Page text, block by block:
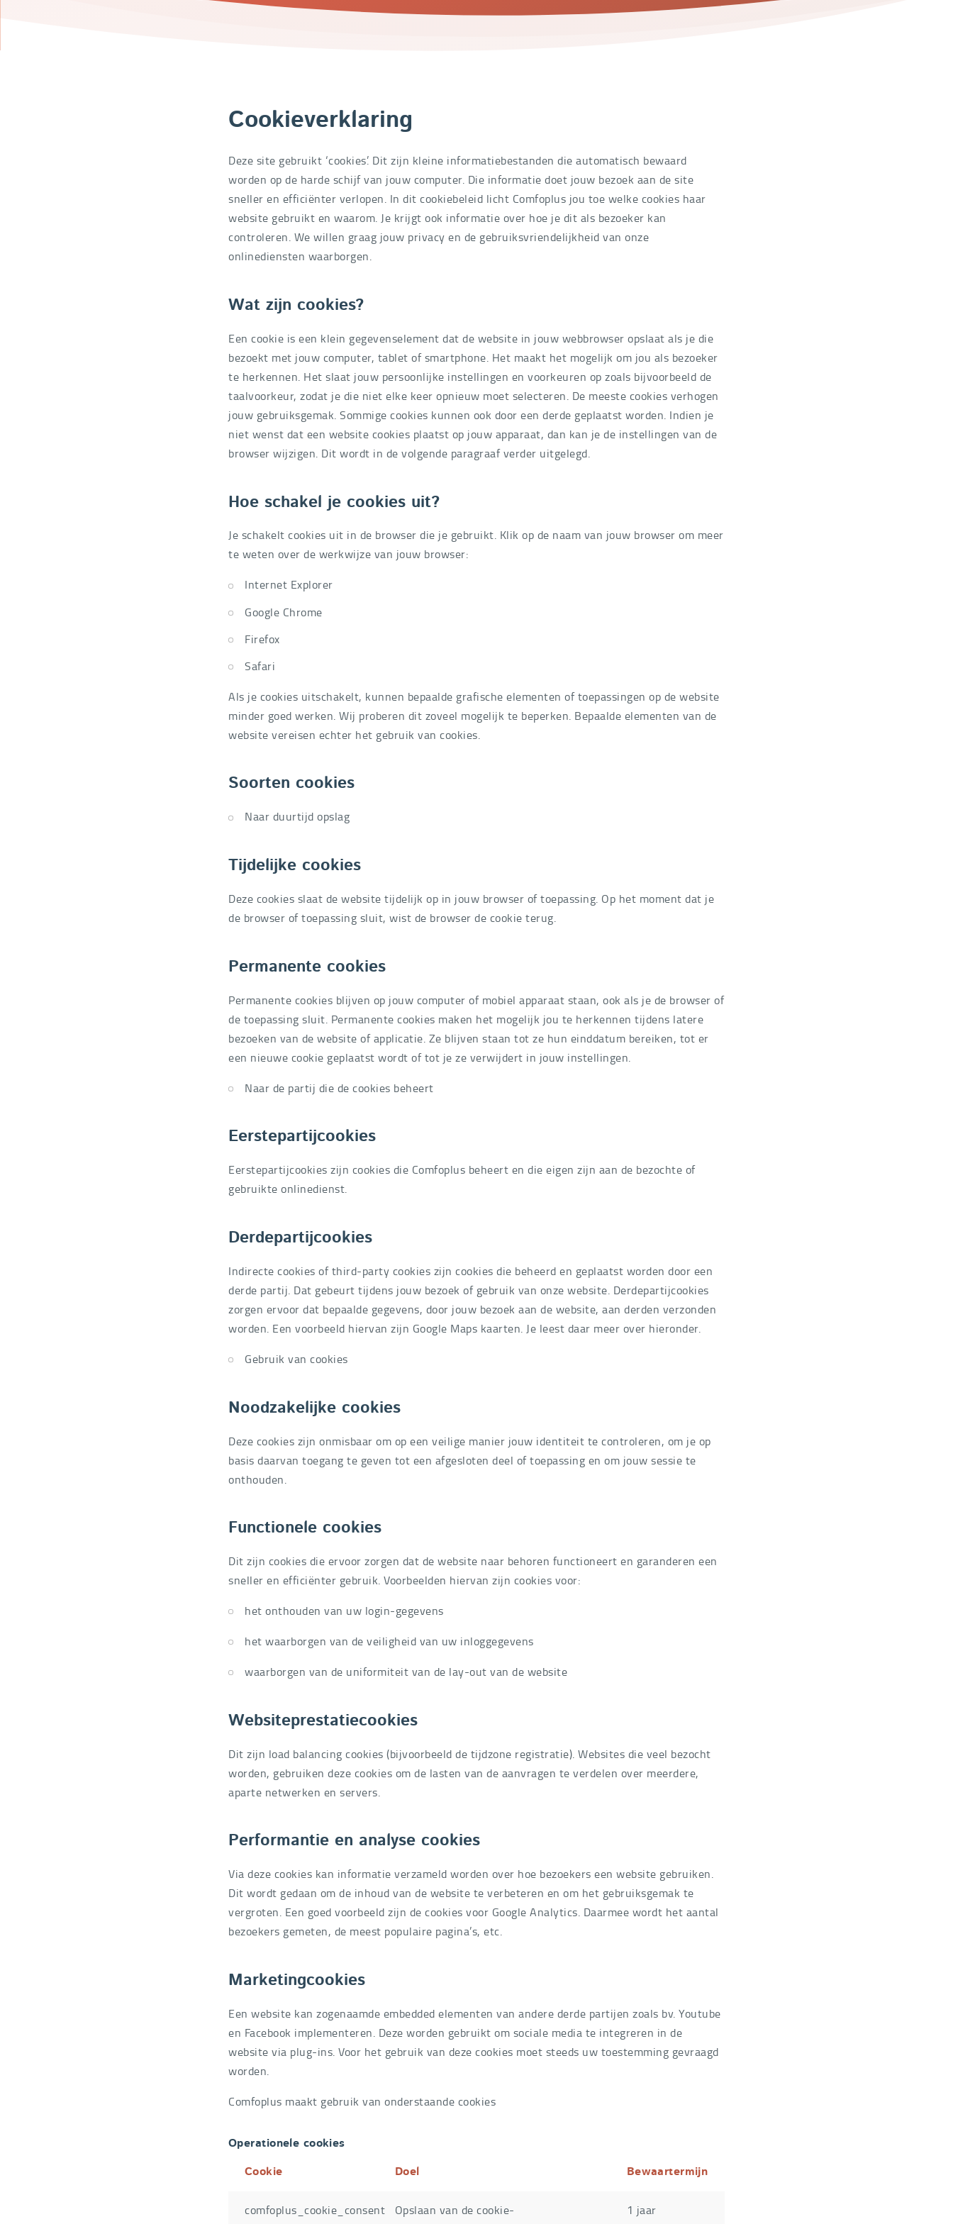
Cookieverklaring
Deze site gebruikt ‘cookies’. Dit zijn kleine informatiebestanden die automatisch bewaard
worden op de harde schijf van jouw computer. Die informatie doet jouw bezoek aan de site
sneller en efficiënter verlopen. In dit cookiebeleid licht Comfoplus jou toe welke cookies haar
website gebruikt en waarom. Je krijgt ook informatie over hoe je dit als bezoeker kan
controleren. We willen graag jouw privacy en de gebruiksvriendelijkheid van onze
onlinediensten waarborgen.
Wat zijn cookies?
Een cookie is een klein gegevenselement dat de website in jouw webbrowser opslaat als je die
bezoekt met jouw computer, tablet of smartphone. Het maakt het mogelijk om jou als bezoeker
te herkennen. Het slaat jouw persoonlijke instellingen en voorkeuren op zoals bijvoorbeeld de
taalvoorkeur, zodat je die niet elke keer opnieuw moet selecteren. De meeste cookies verhogen
jouw gebruiksgemak. Sommige cookies kunnen ook door een derde geplaatst worden. Indien je
niet wenst dat een website cookies plaatst op jouw apparaat, dan kan je de instellingen van de
browser wijzigen. Dit wordt in de volgende paragraaf verder uitgelegd.
Hoe schakel je cookies uit?
Je schakelt cookies uit in de browser die je gebruikt. Klik op de naam van jouw browser om meer
te weten over de werkwijze van jouw browser:
Internet Explorer
Google Chrome
Firefox
Safari
Als je cookies uitschakelt, kunnen bepaalde grafische elementen of toepassingen op de website
minder goed werken. Wij proberen dit zoveel mogelijk te beperken. Bepaalde elementen van de
website vereisen echter het gebruik van cookies.
Soorten cookies
Naar duurtijd opslag
Tijdelijke cookies
Deze cookies slaat de website tijdelijk op in jouw browser of toepassing. Op het moment dat je
de browser of toepassing sluit, wist de browser de cookie terug.
Permanente cookies
Permanente cookies blijven op jouw computer of mobiel apparaat staan, ook als je de browser of
de toepassing sluit. Permanente cookies maken het mogelijk jou te herkennen tijdens latere
bezoeken van de website of applicatie. Ze blijven staan tot ze hun einddatum bereiken, tot er
een nieuwe cookie geplaatst wordt of tot je ze verwijdert in jouw instellingen.
Naar de partij die de cookies beheert
Eerstepartijcookies
Eerstepartijcookies zijn cookies die Comfoplus beheert en die eigen zijn aan de bezochte of
gebruikte onlinedienst.
Derdepartijcookies
Indirecte cookies of third-party cookies zijn cookies die beheerd en geplaatst worden door een
derde partij. Dat gebeurt tijdens jouw bezoek of gebruik van onze website. Derdepartijcookies
zorgen ervoor dat bepaalde gegevens, door jouw bezoek aan de website, aan derden verzonden
worden. Een voorbeeld hiervan zijn Google Maps kaarten. Je leest daar meer over hieronder.
Gebruik van cookies
Noodzakelijke cookies
Deze cookies zijn onmisbaar om op een veilige manier jouw identiteit te controleren, om je op
basis daarvan toegang te geven tot een afgesloten deel of toepassing en om jouw sessie te
onthouden.
Functionele cookies
Dit zijn cookies die ervoor zorgen dat de website naar behoren functioneert en garanderen een
sneller en efficiënter gebruik. Voorbeelden hiervan zijn cookies voor:
het onthouden van uw login-gegevens
het waarborgen van de veiligheid van uw inloggegevens
waarborgen van de uniformiteit van de lay-out van de website
Websiteprestatiecookies
Dit zijn load balancing cookies (bijvoorbeeld de tijdzone registratie). Websites die veel bezocht
worden, gebruiken deze cookies om de lasten van de aanvragen te verdelen over meerdere,
aparte netwerken en servers.
Performantie en analyse cookies
Via deze cookies kan informatie verzameld worden over hoe bezoekers een website gebruiken.
Dit wordt gedaan om de inhoud van de website te verbeteren en om het gebruiksgemak te
vergroten. Een goed voorbeeld zijn de cookies voor Google Analytics. Daarmee wordt het aantal
bezoekers gemeten, de meest populaire pagina’s, etc.
Marketingcookies
Een website kan zogenaamde embedded elementen van andere derde partijen zoals bv. Youtube
en Facebook implementeren. Deze worden gebruikt om sociale media te integreren in de
website via plug-ins. Voor het gebruik van deze cookies moet steeds uw toestemming gevraagd
worden.
Comfoplus maakt gebruik van onderstaande cookies
Operationele cookies
Cookie Doel Bewaartermijn
comfoplus_cookie_consent
Opslaan van de cookie-
1 jaar